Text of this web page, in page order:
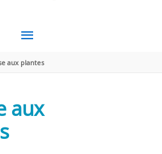
MENU
PRINCIPAL
aux plantes
aux